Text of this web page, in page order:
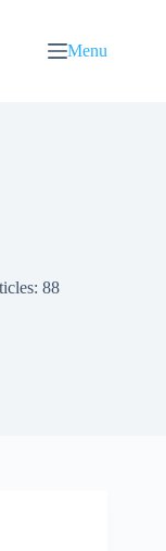
Menu
88